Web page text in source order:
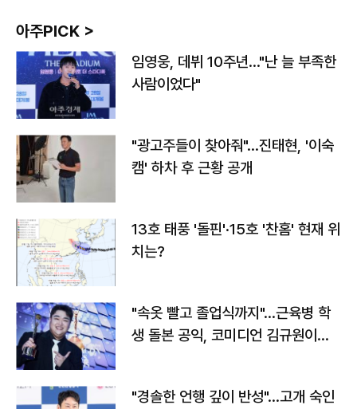
아주PICK >
임영웅, 데뷔 10주년…"난 늘 부족한
사람이었다"
"광고주들이 찾아줘"…진태현, '이숙
캠' 하차 후 근황 공개
13호 태풍 '돌핀'·15호 '찬홈' 현재 위
치는?
"속옷 빨고 졸업식까지"…근육병 학
생 돌본 공익, 코미디언 김규원이었
"경솔한 언행 깊이 반성"…고개 숙인